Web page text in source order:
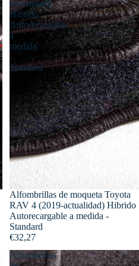
actualidad)
Hibrido
Autorecargable
a
medida
-
Standard
Alfombrillas de moqueta Toyota
RAV 4 (2019-actualidad) Hibrido
Autorecargable a medida -
Standard
€32,27
Alfombrillas